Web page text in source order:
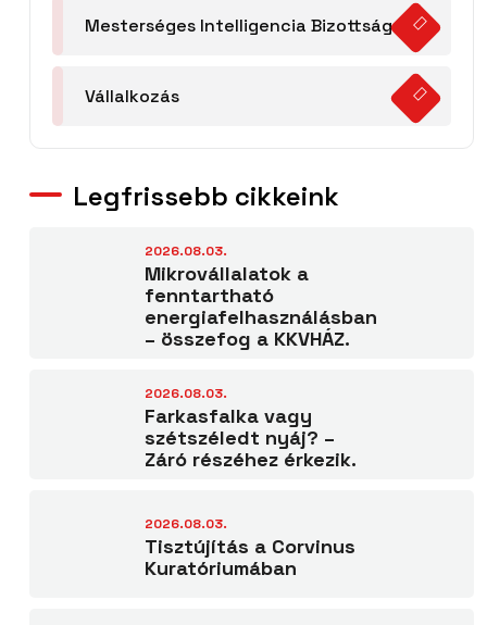
Mesterséges Intelligencia Bizottság
Vállalkozás
Legfrissebb cikkeink
2026.08.03.
Mikrovállalatok a
fenntartható
energiafelhasználásban
– összefog a KKVHÁZ.
2026.08.03.
Farkasfalka vagy
szétszéledt nyáj? –
Záró részéhez érkezik.
2026.08.03.
Tisztújítás a Corvinus
Kuratóriumában